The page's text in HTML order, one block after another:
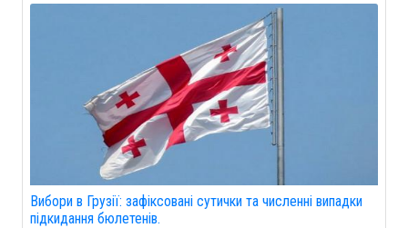
Вибори в Грузії: зафіксовані сутички та численні випадки
підкидання бюлетенів.